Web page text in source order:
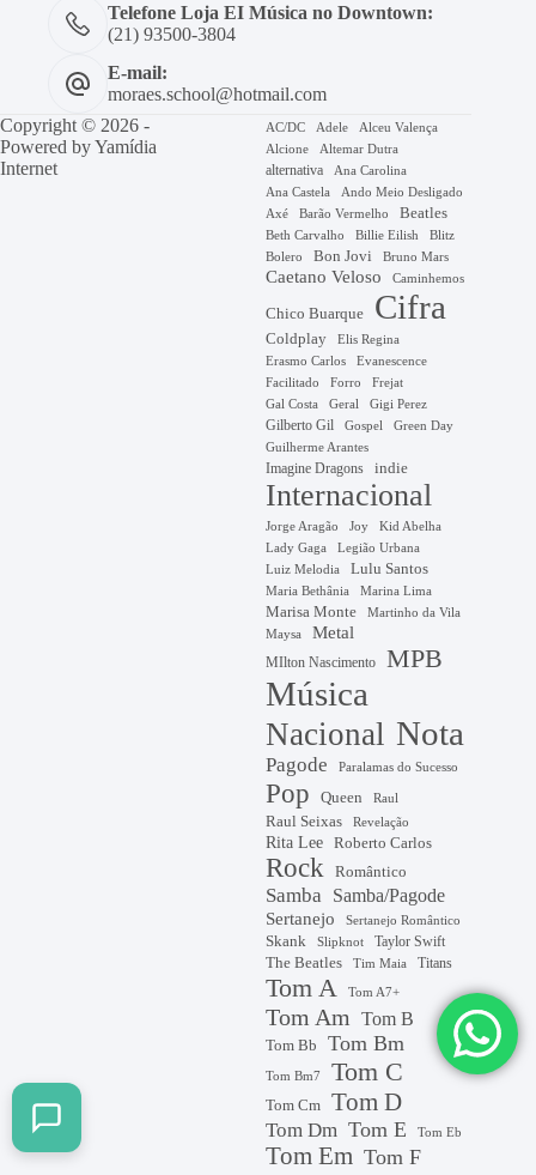
Telefone Loja EI Música no Downtown:
(21) 93500-3804
E-mail:
moraes.school@hotmail.com
Copyright © 2026 -
Powered byYamídia
Internet
AC/DC Adele
Alceu Valença
Alcione
Altemar Dutra
alternativa
Ana Carolina
Ana Castela
Ando Meio Desligado
Axé Barão Vermelho Beatles
Beth Carvalho Billie Eilish
Blitz
Bolero
Bon Jovi Bruno Mars
Caetano Veloso Caminhemos
Chico Buarque Cifra
Coldplay
Elis Regina
Erasmo Carlos
Evanescence
Facilitado
Forro Frejat
Gal Costa Geral Gigi Perez
Gilberto Gil Gospel Green Day
Guilherme Arantes
Imagine Dragons indie
Internacional
Jorge Aragão Joy Kid Abelha
Lady Gaga
Legião Urbana
Luiz Melodia
Lulu Santos
Maria Bethânia Marina Lima
Marisa Monte
Martinho da Vila
Maysa
Metal
MIlton Nascimento MPB
Música
Nacional Nota
Pagode Paralamas do Sucesso
Pop Queen Raul
Raul Seixas Revelação
Rita Lee Roberto Carlos
Rock Romântico
Samba
Samba/Pagode
Sertanejo
Sertanejo Romântico
Skank Slipknot Taylor Swift
The Beatles Tim Maia Titans
Tom A Tom A7+
Tom Am Tom B
Tom Bb Tom Bm
Tom Bm7 Tom C
Tom Cm Tom D
Tom Dm Tom E Tom Eb
Tom Em Tom F